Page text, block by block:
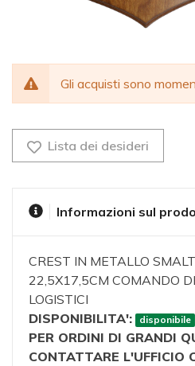
Gli acquisti sono
Lista dei desideri
Informazioni sul
CREST IN METALLO
22,5X17,5CM COMANDO
LOGISTICI
DISPONIBILITA':
disponibile
PER ORDINI DI GRANDI
CONTATTARE L'UFFICIO